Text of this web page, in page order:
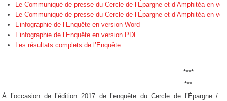
Le Communiqué de presse du Cercle de l’Épargne et d’Amphitéa en
Le Communiqué de presse du Cercle de l’Épargne et d’Amphitéa en
L’infographie de l’Enquête en version Word
L’infographie de l’Enquête en version PDF
Les résultats complets de l’Enquête
****
***
À l’occasion de l’édition 2017 de l’enquête du Cercle de l’Épargne /